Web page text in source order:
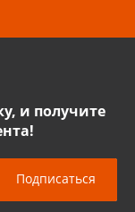
и получите